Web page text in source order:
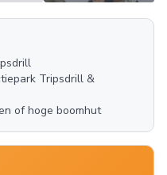
Tripsdrill &
of hoge boomhut